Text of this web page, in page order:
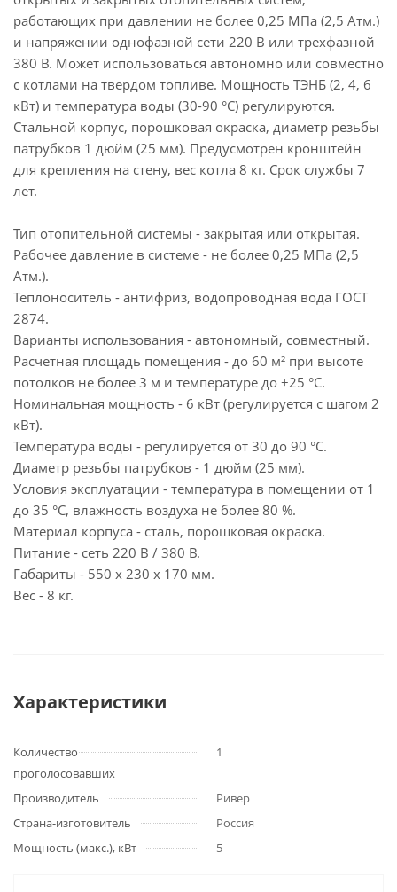
работающих при давлении не более 0,25 МПа (2,5 Атм.)
и напряжении однофазной сети 220 В или трехфазной
380 В. Может использоваться автономно или совместно
с котлами на твердом топливе. Мощность ТЭНБ (2, 4, 6
кВт) и температура воды (30-90 °C) регулируются.
Стальной корпус, порошковая окраска, диаметр резьбы
патрубков 1 дюйм (25 мм). Предусмотрен кронштейн
для крепления на стену, вес котла 8 кг. Срок службы 7
лет.
Тип отопительной системы - закрытая или открытая.
Рабочее давление в системе - не более 0,25 МПа (2,5
Атм.).
Теплоноситель - антифриз, водопроводная вода ГОСТ
2874.
Варианты использования - автономный, совместный.
Расчетная площадь помещения - до 60 м² при высоте
потолков не более 3 м и температуре до +25 °C.
Номинальная мощность - 6 кВт (регулируется с шагом 2
кВт).
Температура воды - регулируется от 30 до 90 °C.
Диаметр резьбы патрубков - 1 дюйм (25 мм).
Условия эксплуатации - температура в помещении от 1
до 35 °C, влажность воздуха не более 80 %.
Материал корпуса - сталь, порошковая окраска.
Питание - сеть 220 В / 380 В.
Габариты - 550 х 230 х 170 мм.
Вес - 8 кг.
Характеристики
Количество
проголосовавших
1
Производитель
Ривер
Страна-изготовитель
Россия
Мощность (макс.), кВт
5